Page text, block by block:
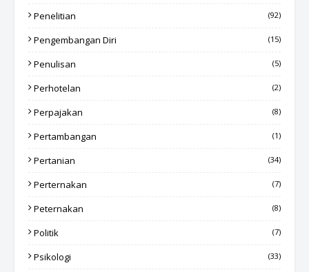
Penelitian (92)
Pengembangan Diri (15)
Penulisan (5)
Perhotelan (2)
Perpajakan (8)
Pertambangan (1)
Pertanian (34)
Perternakan (7)
Peternakan (8)
Politik (7)
Psikologi (33)